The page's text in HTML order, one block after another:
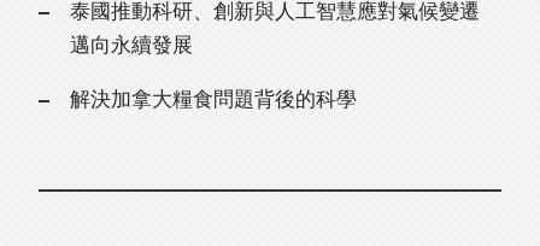
泰國推動科研、創新與人工智慧應對氣候變遷
邁向永續發展
解決加拿大糧食問題背後的科學